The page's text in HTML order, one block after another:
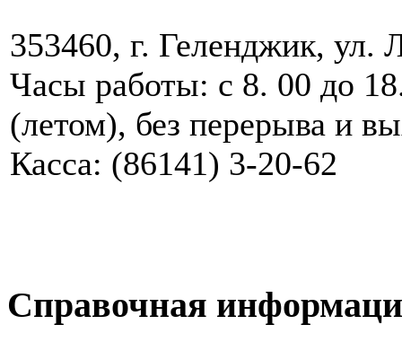
353460, г. Геленджик, ул.
Часы работы: с 8. 00 до
(летом), без перерыва и
Касса: (86141) 3-20-62
Справочная